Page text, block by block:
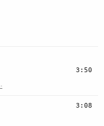
3:50
3:08